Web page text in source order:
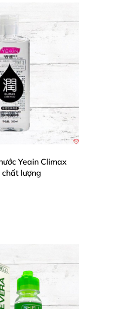
Yeain Climax
lượng